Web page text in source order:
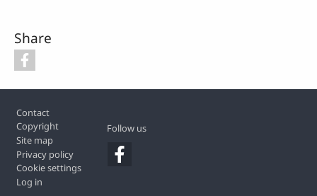
Share
Contact
Copyright
Site map
Privacy policy
Cookie settings
Log in
Follow us